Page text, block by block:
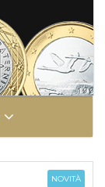
NOVITÀ